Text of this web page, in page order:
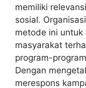
memiliki
sosial.
metode ini untuk
masyarakat
program-
Dengan
merespons